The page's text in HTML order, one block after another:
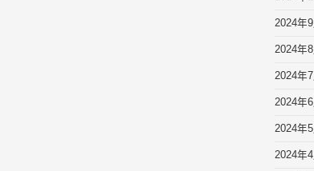
2024年9
2024年8
2024年7
2024年6
2024年5
2024年4